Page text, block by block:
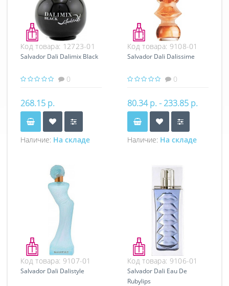
Код товара: 12723-01
Salvador Dali Dalimix Black
0
268.15 р.
Наличие: На складе
Код товара: 9108-01
Salvador Dali Dalissime
0
80.34 р. - 233.85 р.
Наличие: На складе
Код товара: 9107-01
Salvador Dali Dalistyle
Код товара: 9106-01
Salvador Dali Eau De
Rubylips